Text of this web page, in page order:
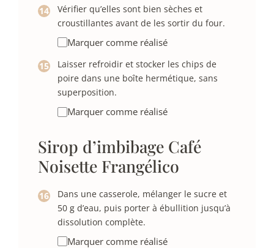
Vérifier qu’elles sont bien sèches et
croustillantes avant de les sortir du four.
Marquer comme réalisé
Laisser refroidir et stocker les chips de
poire dans une boîte hermétique, sans
superposition.
Marquer comme réalisé
Sirop d’imbibage Café
Noisette Frangélico
Dans une casserole, mélanger le sucre et
50 g d’eau, puis porter à ébullition jusqu’à
dissolution complète.
Marquer comme réalisé